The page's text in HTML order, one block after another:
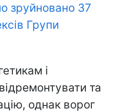
зруйновано 37
Групи
і
та
однак ворог